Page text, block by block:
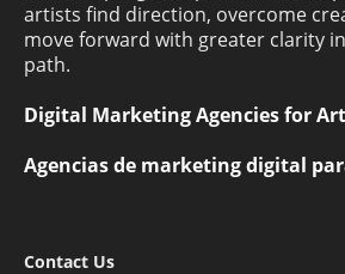
artists find direction, overcome
move forward with greater clarity
path.
Digital Marketing Agencies for
Agencias de marketing digital
Contact Us